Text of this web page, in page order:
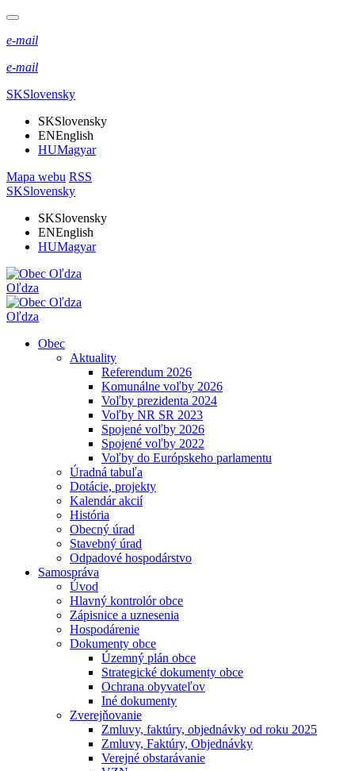
e-mail
e-mail
SKSlovensky
SKSlovensky
ENEnglish
HUMagyar
Mapa webu RSS
SKSlovensky
SKSlovensky
ENEnglish
HUMagyar
Oľdza
Oľdza
Obec
Aktuality
Referendum 2026
Komunálne voľby 2026
Voľby prezidenta 2024
Voľby NR SR 2023
Spojené voľby 2026
Spojené voľby 2022
Voľby do Európskeho parlamentu
Úradná tabuľa
Dotácie, projekty
Kalendár akcií
História
Obecný úrad
Stavebný úrad
Odpadové hospodárstvo
Samospráva
Úvod
Hlavný kontrolór obce
Zápisnice a uznesenia
Hospodárenie
Dokumenty obce
Územný plán obce
Strategické dokumenty obce
Ochrana obyvateľov
Iné dokumenty
Zverejňovanie
Zmluvy, faktúry, objednávky od roku 2025
Zmluvy, Faktúry, Objednávky
Verejné obstarávanie